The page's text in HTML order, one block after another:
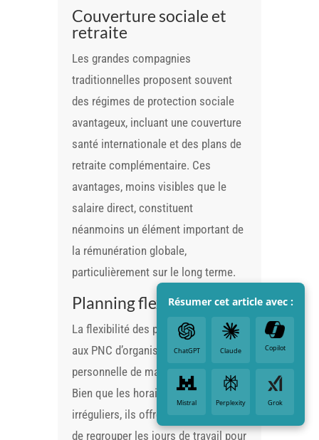
Couverture sociale et
retraite
Les grandes compagnies
traditionnelles proposent souvent
des régimes de protection sociale
avantageux, incluant une couverture
santé internationale et des plans de
retraite complémentaire. Ces
avantages, moins visibles que le
salaire direct, constituent
néanmoins un élément important de
la rémunération globale,
particulièrement sur le long terme.
Planning flexible
La flexibilité des plannings permet
aux PNC d’organiser leur vie
personnelle de manière originale.
Bien que les horaires soient
irréguliers, ils offrent la possibilité
de regrouper les jours de travail pour
Résumer cet article avec :
ChatGPT Claude Copilot
Mistral Perplexity Grok